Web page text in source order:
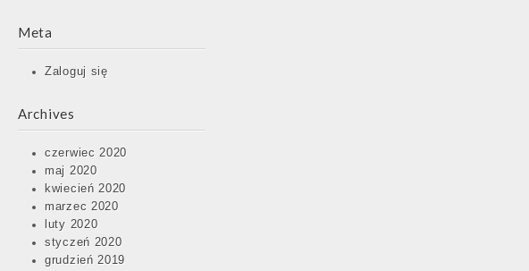
Meta
Zaloguj się
Archives
czerwiec 2020
maj 2020
kwiecień 2020
marzec 2020
luty 2020
styczeń 2020
grudzień 2019